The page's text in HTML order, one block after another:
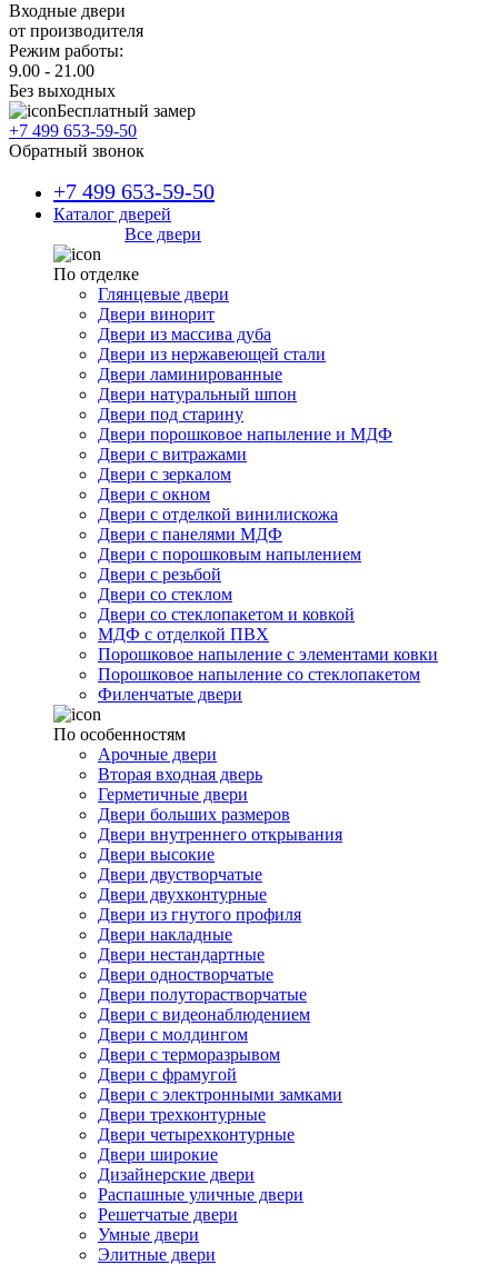
Входные двери
от производителя
Режим работы:
9.00 - 21.00
Без выходных
Бесплатный замер
+7 499 653-59-50
Обратный звонок
+7 499 653-59-50
Каталог дверей
Все двери
По отделке
Глянцевые двери
Двери винорит
Двери из массива дуба
Двери из нержавеющей стали
Двери ламинированные
Двери натуральный шпон
Двери под старину
Двери порошковое напыление и МДФ
Двери с витражами
Двери с зеркалом
Двери с окном
Двери с отделкой винилискожа
Двери с панелями МДФ
Двери с порошковым напылением
Двери с резьбой
Двери со стеклом
Двери со стеклопакетом и ковкой
МДФ с отделкой ПВХ
Порошковое напыление с элементами ковки
Порошковое напыление со стеклопакетом
Филенчатые двери
По особенностям
Арочные двери
Вторая входная дверь
Герметичные двери
Двери больших размеров
Двери внутреннего открывания
Двери высокие
Двери двустворчатые
Двери двухконтурные
Двери из гнутого профиля
Двери накладные
Двери нестандартные
Двери одностворчатые
Двери полуторастворчатые
Двери с видеонаблюдением
Двери с молдингом
Двери с терморазрывом
Двери с фрамугой
Двери с электронными замками
Двери трехконтурные
Двери четырехконтурные
Двери широкие
Дизайнерские двери
Распашные уличные двери
Решетчатые двери
Умные двери
Элитные двери